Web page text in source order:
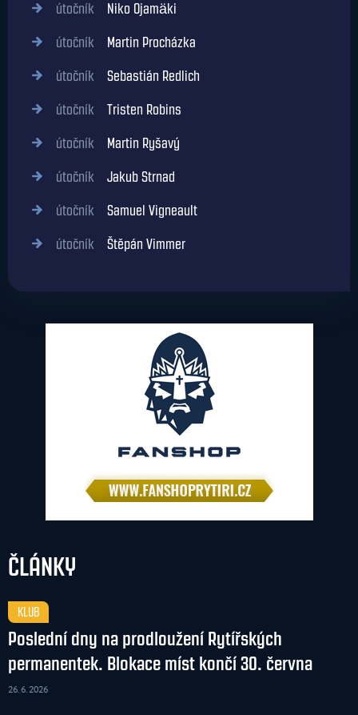
útočník Niko Ojamäki
útočník Martin Procházka
útočník Sebastián Redlich
útočník Tristen Robins
útočník Martin Ryšavý
útočník Jakub Strnad
útočník Samuel Vigneault
útočník Štěpán Vimmer
ČLÁNKY
KLUB
Poslední dny na prodloužení Rytířských
permanentek. Blokace míst končí 30. června
26. 6. 2026